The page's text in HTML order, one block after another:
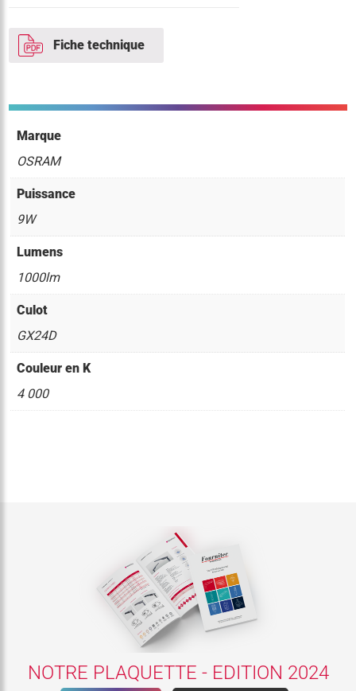
Fiche technique
Marque
OSRAM
Puissance
9W
Lumens
1000lm
Culot
GX24D
Couleur en K
4 000
NOTRE PLAQUETTE - EDITION 2024